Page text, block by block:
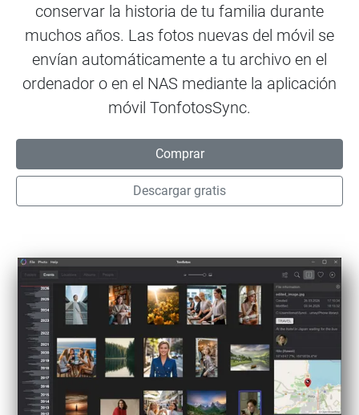
conservar la historia de tu familia durante
muchos años. Las fotos nuevas del móvil se
envían automáticamente a tu archivo en el
ordenador o en el NAS mediante la aplicación
móvil TonfotosSync.
Comprar
Descargar gratis